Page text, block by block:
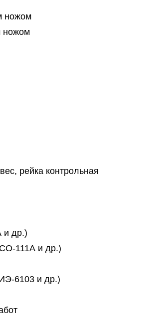
ножом
ножом
рейка контрольная
и др.)
111А и др.)
6103 и др.)